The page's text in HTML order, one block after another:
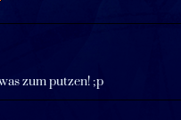
zum putzen! ;p